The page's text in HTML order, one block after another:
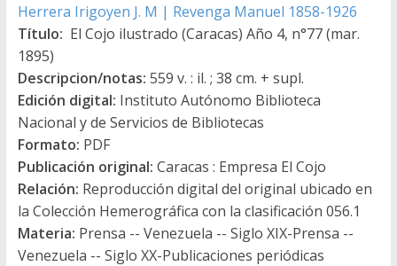
Herrera Irigoyen J. M | Revenga Manuel 1858-1926
Título: El Cojo ilustrado (Caracas) Año 4, n°77 (mar.
1895)
Descripcion/notas: 559 v. : il. ; 38 cm. + supl.
Edición digital: Instituto Autónomo Biblioteca
Nacional y de Servicios de Bibliotecas
Formato: PDF
Publicación original: Caracas : Empresa El Cojo
Relación: Reproducción digital del original ubicado en
la Colección Hemerográfica con la clasificación 056.1
Materia: Prensa -- Venezuela -- Siglo XIX-Prensa --
Venezuela -- Siglo XX-Publicaciones periódicas